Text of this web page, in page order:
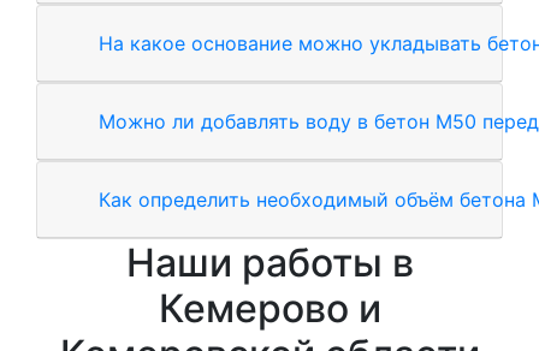
На какое основание можно укладывать
Можно ли добавлять воду в бетон М50
Как определить необходимый объём бетона
Наши работы в
Кемерово и